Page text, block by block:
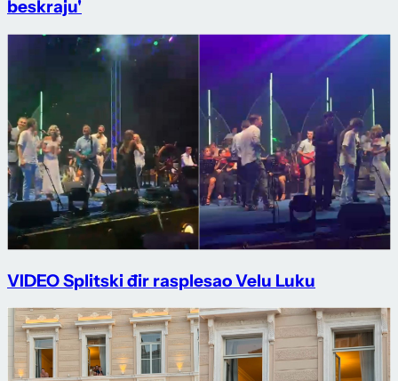
beskraju'
VIDEO Splitski đir rasplesao Velu Luku